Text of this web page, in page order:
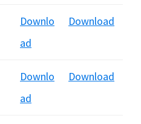
Downlo
ad
Download
Downlo
ad
Download